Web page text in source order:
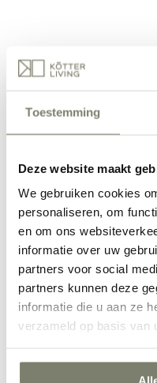
Toestemming
Deze website maakt
We gebruiken cookies
personaliseren, om
en om ons
informatie over uw
partners voor social
partners kunnen deze
informatie die u aan ze
verzameld op basis van